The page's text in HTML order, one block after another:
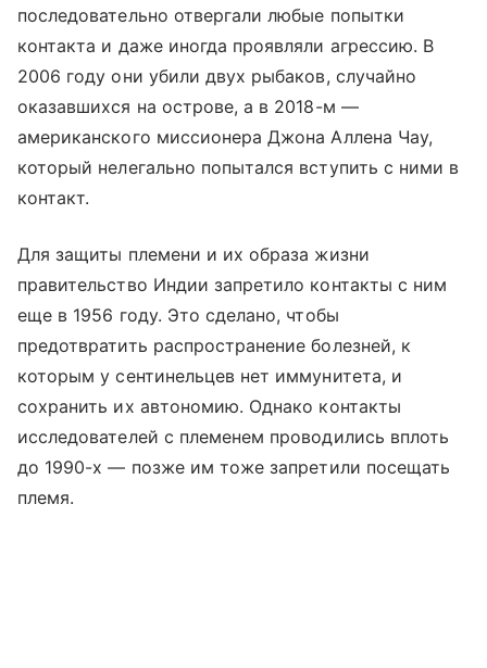
последовательно отвергали любые попытки
контакта и даже иногда проявляли агрессию. В
2006 году они убили двух рыбаков, случайно
оказавшихся на острове, а в 2018-м —
американского миссионера Джона Аллена Чау,
который нелегально попытался вступить с ними в
контакт.
Для защиты племени и их образа жизни
правительство Индии запретило контакты с ним
еще в 1956 году. Это сделано, чтобы
предотвратить распространение болезней, к
которым у сентинельцев нет иммунитета, и
сохранить их автономию. Однако контакты
исследователей с племенем проводились вплоть
до 1990-х — позже им тоже запретили посещать
племя.